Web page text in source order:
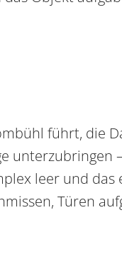
führt, die
unterzubringen
leer und das
Türen